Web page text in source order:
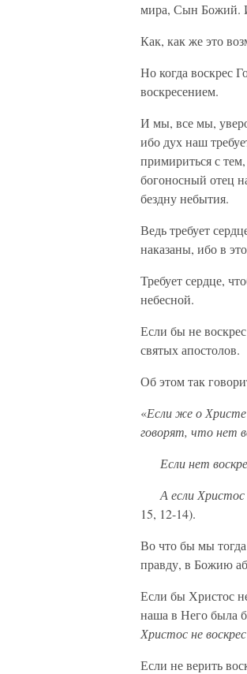
мира, Сын Божий.
Как, как же это
Но когда воскрес
воскресением.
И мы, все мы,
ибо дух наш
примириться с
богоносный отец
бездну небытия.
Ведь требует
наказаны, ибо в
Требует сердце,
небесной.
Если бы не
святых апостолов.
Об этом так
«Если же о Христе
говорят, что нет
Если нет
А если Христос
15, 12-14).
Во что бы мы
правду, в Божию
Если бы Христос
наша в Него была
Христос не
Если не верить